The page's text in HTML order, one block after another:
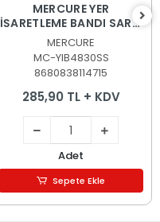
MERCURE YER
İŞARETLEME BANDI SARI-
SİYAH 48mm.*30Mt
MERCURE
MC-YIB4830SS
8680838114715
285,90 TL + KDV
Adet
Sepete Ekle